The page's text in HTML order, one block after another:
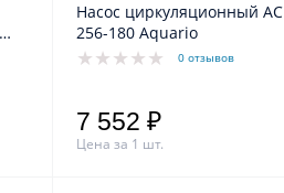
Насос циркуляционный АС
256-180 Aquario
0 отзывов
7 552 ₽
Цена за 1 шт.